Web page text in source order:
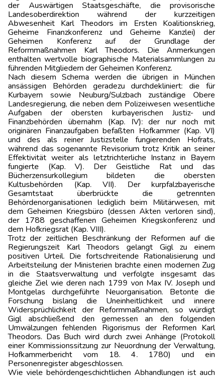
der Auswärtigen Staatsgeschäfte, die provisorische
Landesoberdirektion während der kurzzeitigen
Abwesenheit Karl Theodors im Ersten Koalitionskrieg,
Geheime Finanzkonferenz und Geheime Kanzlei) der
Geheimen Konferenz auf der Grundlage der
Reformmaßnahmen Karl Theodors. Die Anmerkungen
enthalten wertvolle biographische Materialsammlungen zu
führenden Mitgliedern der Geheimen Konferenz.
Nach diesem Schema werden die übrigen in München
ansässigen Behörden geradezu durchdekliniert: die für
Kurbayern sowie Neuburg/Sulzbach zuständige Obere
Landesregierung, die neben dem Polizeiwesen wesentliche
Aufgaben der obersten kurbayerischen Justiz- und
Finanzbehörden übernahm (Kap. IV): der nur noch mit
originären Finanzaufgaben befaßten Hofkammer (Kap. VI)
und des als reiner Justizstelle fungierenden Hofrats,
während das sogenannte Revisorium trotz Kritik an seiner
Effektivität weiter als letztrichterliche Instanz in Bayern
fungierte (Kap. V). Der Geistliche Rat und das
Bücherzensurkollegium bildeten die obersten
Kultusbehörden (Kap. VII). Der kurpfalzbayerische
Gesamtstaat überbrückte die getrennten
Behördenorganisationen lediglich beim Militärwesen, mit
dem Geheimen Kriegsbüro (dessen Akten verloren sind),
der 1788 geschaffenen Geheimen Kriegskonferenz und
dem Hofkriegsrat (Kap. VIII).
Trotz der zeitlichen Beschränkung der Reformen auf die
Regierungszeit Karl Theodors gelangt Gigl zu einem
positiven Urteil. Die fortschreitende Rationalisierung und
Arbeitsteilung der Ministerien brachte einen modernen Zug
in die Staatsverwaltung und verfolgte insgesamt das
gleiche Ziel wie deren nach 1799 von Max IV. Joseph und
Montgelas durchgeführte Neuorganisation. Betonte die
Forschung bislang die Uneinheitlichkeit und innere
Widersprüchlichkeit der Reformmaßnahmen, so würdigt
Gigl abschließend den gemessen an den folgenden
Umwälzungen fehlenden Rigorismus der Reformen Karl
Theodors. Das Buch wird durch zwei Anhänge (Protokoll
einer Kommissionssitzung zur Neuordnung der Verwaltung,
Hofkammerbericht vom 18. 4. 1780) und ein
Personenregister abgeschlossen.
Wie viele behördengeschichtlichen Abhandlungen ist auch